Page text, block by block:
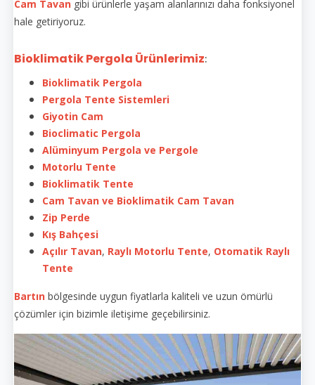
Cam Tavan gibi ürünlerle yaşam alanlarınızı daha fonksiyonel
hale getiriyoruz.
Bioklimatik Pergola Ürünlerimiz:
Bioklimatik Pergola
Pergola Tente Sistemleri
Giyotin Cam
Bioclimatic Pergola
Alüminyum Pergola ve Pergole
Motorlu Tente
Bioklimatik Tente
Cam Tavan ve Bioklimatik Cam Tavan
Zip Perde
Kış Bahçesi
Açılır Tavan, Raylı Motorlu Tente, Otomatik Raylı
Tente
Bartın bölgesinde uygun fiyatlarla kaliteli ve uzun ömürlü
çözümler için bizimle iletişime geçebilirsiniz.